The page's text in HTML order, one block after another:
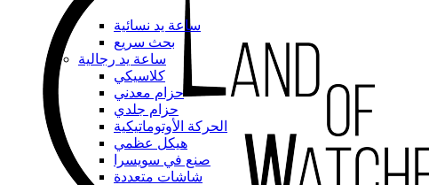
ساعة يد نسائية
بحث سريع
ساعة يد رجالية
كلاسيكي
حزام معدني
حزام جلدي
الحركة الأوتوماتيكية
هيكل عظمي
صنع في سويسرا
شاشات متعددة